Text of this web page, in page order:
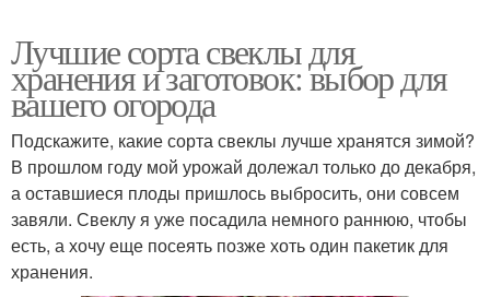
Лучшие сорта свеклы для
хранения и заготовок: выбор для
вашего огорода
Подскажите, какие сорта свеклы лучше хранятся зимой?
В прошлом году мой урожай долежал только до декабря,
а оставшиеся плоды пришлось выбросить, они совсем
завяли. Свеклу я уже посадила немного раннюю, чтобы
есть, а хочу еще посеять позже хоть один пакетик для
хранения.